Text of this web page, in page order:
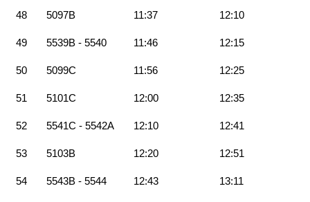
48 5097B 11:37 12:10
49 5539B - 5540 11:46 12:15
50 5099C 11:56 12:25
51 5101C 12:00 12:35
52 5541C - 5542A 12:10 12:41
53 5103B 12:20 12:51
54 5543B - 5544 12:43 13:11